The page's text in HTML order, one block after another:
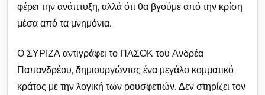
φέρει την ανάπτυξη, αλλά ότι θα βγούμε από την κρίση
μέσα από τα μνημόνια.
Ο ΣΥΡΙΖΑ αντιγράφει το ΠΑΣΟΚ του Ανδρέα
Παπανδρέου, δημιουργώντας ένα μεγάλο κομματικό
κράτος με την λογική των ρουσφετιών. Δεν στηρίζει τον